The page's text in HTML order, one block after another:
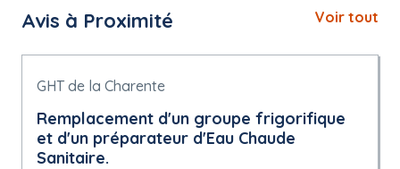
Avis à Proximité Voir tout
GHT de la Charente
Remplacement d'un groupe frigorifique
et d'un préparateur d'Eau Chaude
Sanitaire.